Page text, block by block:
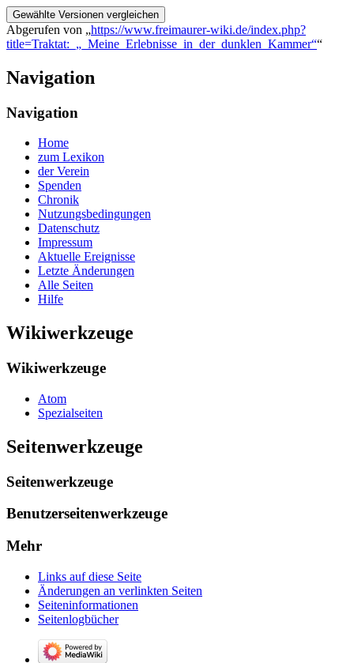
Abgerufen von „https://www.freimaurer-wiki.de/index.php?
title=Traktat:_„_Meine_Erlebnisse_in_der_dunklen_Kammer““
Navigation
Navigation
Home
zum Lexikon
der Verein
Spenden
Chronik
Nutzungsbedingungen
Datenschutz
Impressum
Aktuelle Ereignisse
Letzte Änderungen
Alle Seiten
Hilfe
Wikiwerkzeuge
Wikiwerkzeuge
Atom
Spezialseiten
Seitenwerkzeuge
Seitenwerkzeuge
Benutzerseitenwerkzeuge
Mehr
Links auf diese Seite
Änderungen an verlinkten Seiten
Seiten­­informationen
Seitenlogbücher